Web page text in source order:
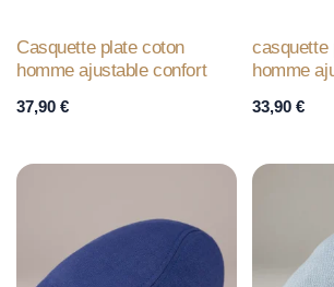
Casquette plate coton
homme ajustable confort
37,90 €
casquette
homme
33,90 €